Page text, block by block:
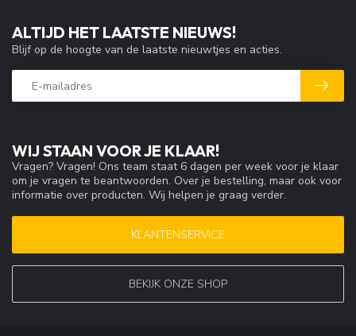
WIJ STAAN VOOR JE KLAAR!
Vragen? Vragen! Ons team staat 6 dagen per week voor je klaar
om je vragen te beantwoorden. Over je bestelling, maar ook voor
informatie over producten. Wij helpen je graag verder.
KLANTENSERVICE
BEKIJK ONZE SHOP
ALTIJD HET LAATSTE NIEUWS!
Blijf op de hoogte van de laatste nieuwtjes en acties.